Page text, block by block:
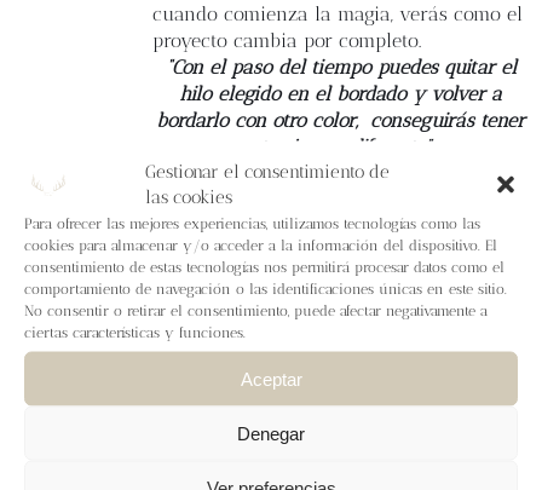
Gestionar el consentimiento de
las cookies
Para ofrecer las mejores experiencias, utilizamos tecnologías como las
cookies para almacenar y/o acceder a la información del dispositivo. El
consentimiento de estas tecnologías nos permitirá procesar datos como el
comportamiento de navegación o las identificaciones únicas en este sitio.
No consentir o retirar el consentimiento, puede afectar negativamente a
ciertas características y funciones.
Aceptar
Denegar
cuando comienza la magia, verás como el
proyecto cambia por completo.
“Con el paso del tiempo puedes quitar el
hilo elegido en el bordado y volver a
bordarlo con otro color, conseguirás tener
otro jersey diferente”
Tallas1 (2) 3 (4) 5 (6) 7 (8) 9 (10) 11
Medidas finalesContorno de pecho: 82 (85)
93 (97) 105 (113) 120 (125) 133 (138) 150 cm.
Contorno de manga: 26 (26,5) 29 (30) 32
(34) 37,5 (39) 39,5 (47,5) 48,5 cm. Manga: 38
(38) 40 (40) 43 (43) 43 (43) 43 (43) 44 cm.
Largo total (versión corto): 32 (32) 32 (32)
32 (34) 34 (34) 34 (34) 34 cm. Largo total
(versión largo): 36 (36) 36 (36) 36 (38) 38
(38) 38 (38) 38 cm.